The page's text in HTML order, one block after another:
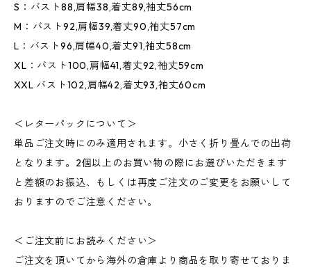
S：バスト88,肩幅38,着丈89,袖丈56cm
M：バスト92,肩幅39,着丈90,袖丈57cm
L：バスト96,肩幅40,着丈91,袖丈58cm
XL：バスト100,肩幅41,着丈92,袖丈59cm
XXL バスト102,肩幅42,着丈93,袖丈60cm
＜レターパックについて＞
単品ご注文時にのみ適用されます。小さく折り畳んでの出荷
となります。2個以上のお買い物の際にお選びいただきます
と差額のお振込、もしくは再度ご注文のご変更をお願いして
おりますのでご注意ください。
＜ご注文前にお読みください＞
ご注文を頂いてから海外の倉庫より商品を取り寄せておりま